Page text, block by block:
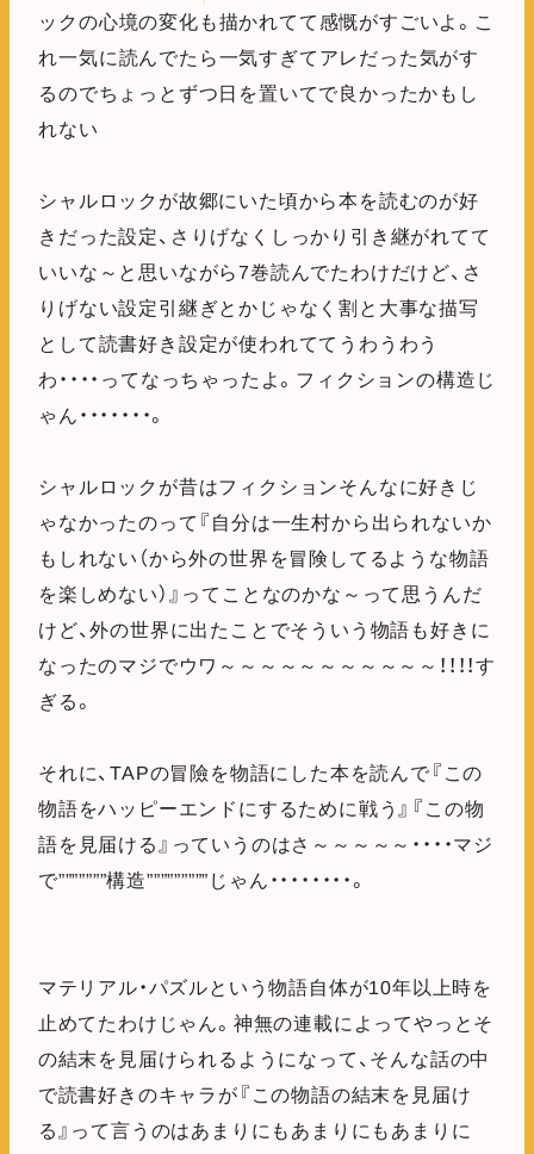
ックの心境の変化も描かれてて感慨がすごいよ。こ
れ一気に読んでたら一気すぎてアレだった気がす
るのでちょっとずつ日を置いてで良かったかもし
れない
シャルロックが故郷にいた頃から本を読むのが好
きだった設定、さりげなくしっかり引き継がれてて
いいな～と思いながら7巻読んでたわけだけど、さ
りげない設定引継ぎとかじゃなく割と大事な描写
として読書好き設定が使われててうわうわう
わ・・・・ってなっちゃったよ。フィクションの構造じ
ゃん・・・・・・・。
シャルロックが昔はフィクションそんなに好きじ
ゃなかったのって『自分は一生村から出られないか
もしれない（から外の世界を冒険してるような物語
を楽しめない）』ってことなのかな～って思うんだ
けど、外の世界に出たことでそういう物語も好きに
なったのマジでウワ～～～～～～～～～～～！！！！す
ぎる。
それに、TAPの冒險を物語にした本を読んで『この
物語をハッピーエンドにするために戦う』『この物
語を見届ける』っていうのはさ～～～～～・・・・マジ
で”””””””構造”””””””””じゃん・・・・・・・・。
マテリアル・パズルという物語自体が10年以上時を
止めてたわけじゃん。神無の連載によってやっとそ
の結末を見届けられるようになって、そんな話の中
で読書好きのキャラが『この物語の結末を見届け
る』って言うのはあまりにもあまりにもあまりに